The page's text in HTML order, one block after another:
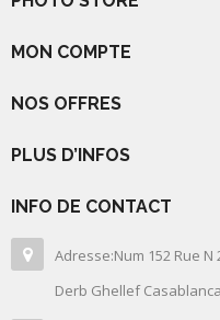
MON COMPTE
NOS OFFRES
PLUS D’INFOS
INFO DE CONTACT
Adresse:Num 152 Rue
Derb Ghellef Casablanca